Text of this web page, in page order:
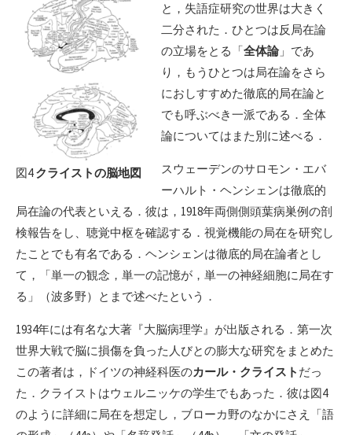
図4クライストの脳地図
と，失語症研究の世界は大きく
二分された．ひとつは反局在論
の立場をとる「全体論」であ
り，もうひとつは局在論をさら
におしすすめた徹底的局在論と
でも呼ぶべき一派である．全体
論についてはまた別に述べる．
スウェーデンのサロモン・エバ
ーハルト・ヘンシェンは徹底的
局在論の代表といえる．彼は，1918年両側側頭葉病巣例の剖
検報告をし、聴覚中枢を確認する．視覚機能の局在を研究し
たことでも有名である．ヘンシェンは徹底的局在論者とし
て，「単一の観念，単一の記憶が，単一の神経細胞に局在す
る」（波多野）とまで述べたという．
1934年には有名な大著『大脳病理学』が出版される．第一次
世界大戦で脳に損傷を負った人びとの膨大な研究をまとめた
この著者は，ドイツの神経科医のカール・クライスト だっ
た．クライストはウェルニッケの学生でもあった．彼は図4
のように詳細に局在を想定し，ブローカ野のなかにさえ「語